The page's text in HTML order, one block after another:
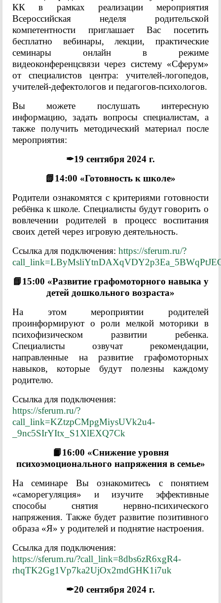
КК в рамках реализации мероприятия
Всероссийская неделя родительской
компетентности приглашает Вас посетить
бесплатно вебинары, лекции, практические
семинары онлайн в режиме
видеоконференцсвязи через систему «Сферум»
от специалистов центра: учителей-логопедов,
учителей-дефектологов и педагогов-психологов.
Вы можете послушать интересную
информацию, задать вопросы специалистам, а
также получить методический материал после
мероприятия:
✒19 сентября 2024 г.
📗14:00 «Готовность к школе»
Родители ознакомятся с критериями готовности
ребёнка к школе. Специалисты будут говорить о
вовлечении родителей в процесс воспитания
своих детей через игровую деятельность.
Ссылка для подключения: https://sferum.ru/?
📘15:00 «Развитие графомоторного навыка у
детей дошкольного возраста»
На этом мероприятии родителей
проинформируют о роли мелкой моторики в
психофизическом развитии ребенка.
Специалисты озвучат рекомендации,
направленные на развитие графомоторных
навыков, которые будут полезны каждому
родителю.
Ссылка для подключения:
https://sferum.ru/?
call_link=KZtzpCMpgMiysUVk2u4-
_9nc5SIrYItx_S1XlEXQ7Ck
📙16:00 «Снижение уровня
психоэмоционального напряжения в семье»
На семинаре Вы ознакомитесь с понятием
«саморегуляция» и изучите эффективные
способы снятия нервно-психического
напряжения. Также будет развитие позитивного
образа «Я» у родителей и поднятие настроения.
Ссылка для подключения:
https://sferum.ru/?call_link=8dbs6zR6xgR4-
rhqTK2Gg1Vp7ka2UjOx2mdGHK1i7uk
✒20 сентября 2024 г.